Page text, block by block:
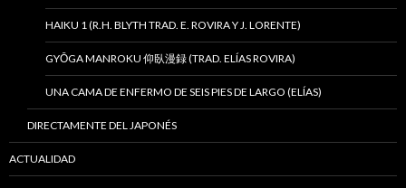
HAIKU 1 (R.H. BLYTH TRAD. E. ROVIRA Y J. LORENTE)
GYŌGA MANROKU 仰臥漫録 (TRAD. ELÍAS ROVIRA)
UNA CAMA DE ENFERMO DE SEIS PIES DE LARGO (ELÍAS)
DIRECTAMENTE DEL JAPONÉS
ACTUALIDAD